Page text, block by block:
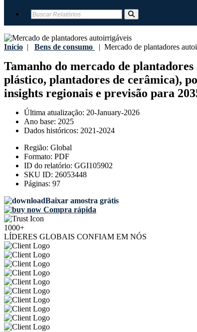
Início | Bens de consumo | Mercado de plantadores
Tamanho do mercado de
plástico, plantadores de cerâmica),
insights regionais e previsão para
Última atualização: 20-January-2026
Ano base: 2025
Dados históricos: 2021-2024
Região: Global
Formato: PDF
ID do relatório: GGI105902
SKU ID: 26053448
Páginas: 97
Baixar amostra grátis
Compra rápida
1000+
LÍDERES GLOBAIS CONFIAM EM NÓS